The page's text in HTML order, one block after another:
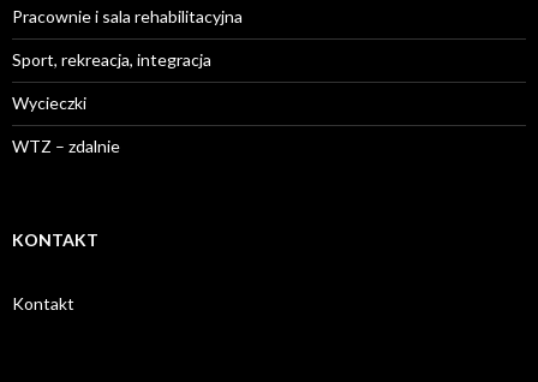
Pracownie i sala rehabilitacyjna
Sport, rekreacja, integracja
Wycieczki
WTZ – zdalnie
KONTAKT
Kontakt